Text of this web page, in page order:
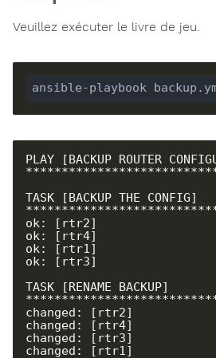
Veuillez exécuter le livre de jeu.
ansible-playbook
PLAY [BACKUP ROUTER
TASK [BACKUP THE CONFIG]
ok: [rtr2]
ok: [rtr4]
ok: [rtr1]
ok: [rtr3]
TASK [RENAME BACKUP]
changed: [rtr2]
changed: [rtr4]
changed: [rtr3]
changed: [rtr1]